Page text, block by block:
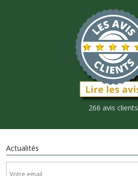
266 avis clients
Actualités